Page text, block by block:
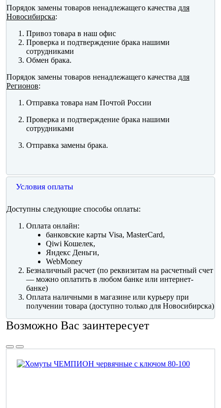
Порядок замены товаров ненадлежащего качества для
Новосибирска:
Привоз товара в наш офис
Проверка и подтверждение брака нашими
сотрудниками
Обмен брака.
Порядок замены товаров ненадлежащего качества для
Регионов:
Отправка товара нам Почтой России
Проверка и подтверждение брака нашими
сотрудниками
Отправка замены брака.
Условия оплаты
Доступны следующие способы оплаты:
Оплата онлайн:
банковские карты Visa, MasterCard,
Qiwi Кошелек,
Яндекс Деньги,
WebMoney
Безналичный расчет (по реквизитам на расчетный счет
— можно оплатить в любом банке или интернет-
банке)
Оплата наличными в магазине или курьеру при
получении товара (доступно только для Новосибирска)
Возможно Вас заинтересует